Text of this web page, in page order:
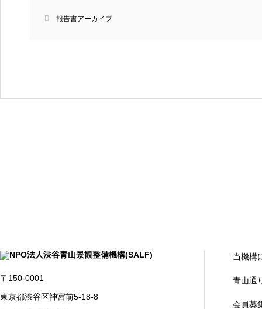
報告書アーカイブ
〒150-0001
東京都渋谷区神宮前5-18-8
当機構
青山通
会員募